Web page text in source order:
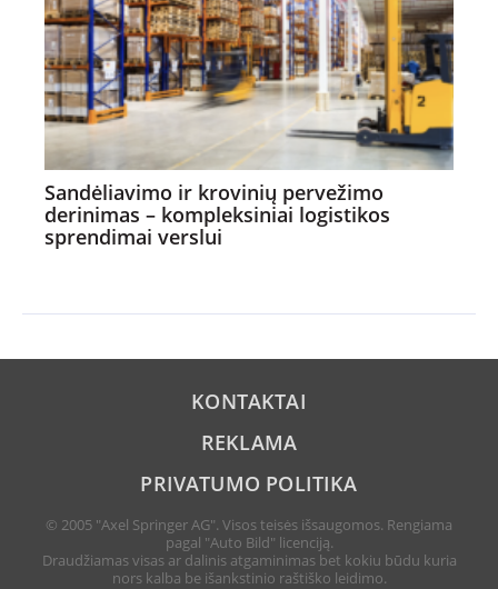
Sandėliavimo ir krovinių pervežimo
derinimas – kompleksiniai logistikos
sprendimai verslui
KONTAKTAI
REKLAMA
PRIVATUMO POLITIKA
© 2005 "Axel Springer AG". Visos teisės išsaugomos. Rengiama
pagal "Auto Bild" licenciją.
Draudžiamas visas ar dalinis atgaminimas bet kokiu būdu kuria
nors kalba be išankstinio raštiško leidimo.